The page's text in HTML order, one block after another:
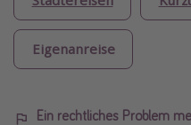
Eigenanreise
Ein rechtliches Problem